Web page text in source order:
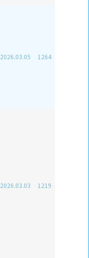
2026.03.05 1264
2026.03.03 1219